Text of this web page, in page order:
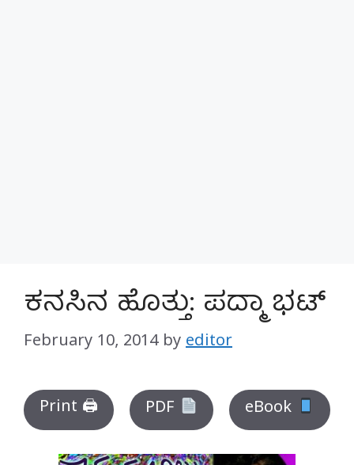
ಕನಸಿನ ಹೊತ್ತು: ಪದ್ಮಾ ಭಟ್
February 10, 2014 by editor
Print 🖨 PDF eBook